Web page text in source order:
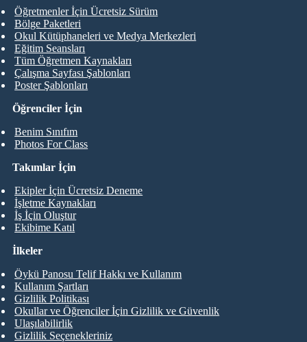
Öğrenciler İçin
Benim Sınıfım
Photos For Class
Öğretmenler İçin Ücretsiz Sürüm
Bölge Paketleri
Okul Kütüphaneleri ve Medya Merkezleri
Eğitim Seansları
Tüm Öğretmen Kaynakları
Çalışma Sayfası Şablonları
Poster Şablonları
Takımlar İçin
Ekipler İçin Ücretsiz Deneme
İşletme Kaynakları
İş İçin Oluştur
Ekibime Katıl
İlkeler
Öykü Panosu Telif Hakkı ve Kullanım
Kullanım Şartları
Gizlilik Politikası
Okullar ve Öğrenciler İçin Gizlilik ve Güvenlik
Ulaşılabilirlik
Gizlilik Seçenekleriniz